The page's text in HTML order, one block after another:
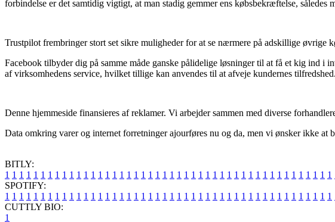
forbindelse er det samtidig vigtigt, at man stadig gemmer ens købsbekræftelse,
Trustpilot frembringer stort set sikre muligheder for at se nærmere på adskillige øvrige
Facebook tilbyder dig på samme måde ganske pålidelige løsninger til at få et kig ind
af virksomhedens service, hvilket tillige kan anvendes til at afveje kundernes tilfredshed.
Denne hjemmeside finansieres af reklamer. Vi arbejder sammen med diverse
Data omkring varer og internet forretninger ajourføres nu og da, men vi ønsker ikke
BITLY:
1 1 1 1 1 1 1 1 1 1 1 1 1 1 1 1 1 1 1 1 1 1 1 1 1 1 1 1 1 1 1 1 1 1 1 1 1 1 1 1 1 1 1 1 1 1
SPOTIFY:
1 1 1 1 1 1 1 1 1 1 1 1 1 1 1 1 1 1 1 1 1 1 1 1 1 1 1 1 1 1 1 1 1 1 1 1 1 1 1 1 1 1 1 1 1 1
CUTTLY BIO:
1